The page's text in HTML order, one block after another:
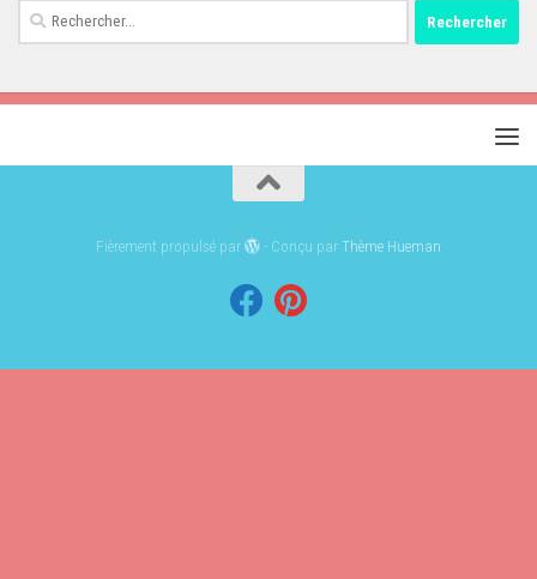
Rechercher :
Fièrement propulsé par - Conçu parThème Hueman